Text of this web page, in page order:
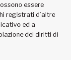
essere
registrati d’altre
ed a
dei diritti di